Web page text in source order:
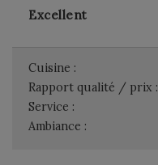
Excellent
Cuisine :
Rapport qualité / prix :
Service :
Ambiance :